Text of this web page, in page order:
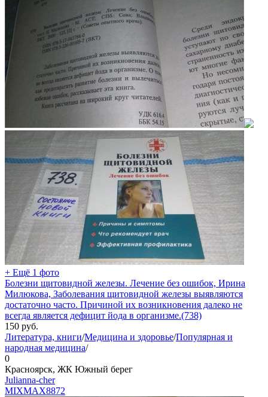
+ Ещё 1 фото
Болезни щитовидной железы. Лечение без ошибок, Ирина
Милюкова, Заболевания щитовидной железы выявляются
достаточно часто. Причиной их возникновения далеко не
всегда является дефицит йода в организме.(738)
150 руб.
Литература, книги/Медицина и здоровье/Популярная и
народная медицина/
0
Красноярск, ЖК Южный берег
Julianna-cher
MIXMAX8872